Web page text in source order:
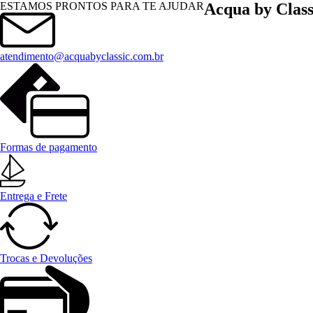
ESTAMOS PRONTOS PARA TE AJUDAR
atendimento@acquabyclassic.com.br
Formas de pagamento
Entrega e Frete
Trocas e Devoluções
Acqua by